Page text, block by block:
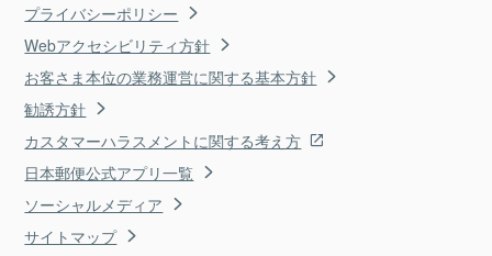
プライバシーポリシー
Webアクセシビリティ方針
お客さま本位の業務運営に関する基本方針
勧誘方針
カスタマーハラスメントに関する考え方
日本郵便公式アプリ一覧
ソーシャルメディア
サイトマップ